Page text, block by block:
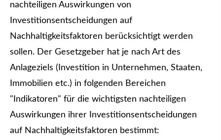
nachteiligen Auswirkungen von
Investitionsentscheidungen auf
Nachhaltigkeitsfaktoren berücksichtigt werden
sollen. Der Gesetzgeber hat je nach Art des
Anlageziels (Investition in Unternehmen, Staaten,
Immobilien etc.) in folgenden Bereichen
"Indikatoren" für die wichtigsten nachteiligen
Auswirkungen ihrer Investitionsentscheidungen
auf Nachhaltigkeitsfaktoren bestimmt: